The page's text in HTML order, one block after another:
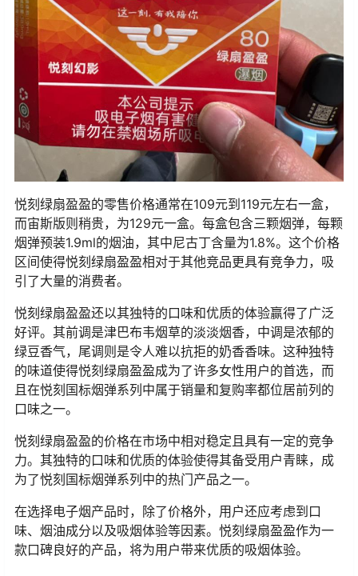
悦刻绿扇盈盈的零售价格通常在109元到119元左右一盒，
而宙斯版则稍贵，为129元一盒。每盒包含三颗烟弹，每颗
烟弹预装1.9ml的烟油，其中尼古丁含量为1.8%。这个价格
区间使得悦刻绿扇盈盈相对于其他竞品更具有竞争力，吸
引了大量的消费者。
悦刻绿扇盈盈还以其独特的口味和优质的体验赢得了广泛
好评。其前调是津巴布韦烟草的淡淡烟香，中调是浓郁的
绿豆香气，尾调则是令人难以抗拒的奶香香味。这种独特
的味道使得悦刻绿扇盈盈成为了许多女性用户的首选，而
且在悦刻国标烟弹系列中属于销量和复购率都位居前列的
口味之一。
悦刻绿扇盈盈的价格在市场中相对稳定且具有一定的竞争
力。其独特的口味和优质的体验使得其备受用户青睐，成
为了悦刻国标烟弹系列中的热门产品之一。
在选择电子烟产品时，除了价格外，用户还应考虑到口
味、烟油成分以及吸烟体验等因素。悦刻绿扇盈盈作为一
款口碑良好的产品，将为用户带来优质的吸烟体验。